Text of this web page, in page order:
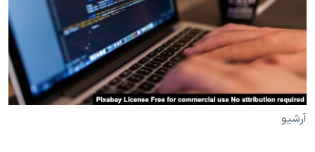
فرهنگ و زندگی
حقوق شهروندی
اقتصادی
اسرائیل در جنگ
مستندها
انتخابات ریاست جمهوری آمریکا ۲۰۲۴
حمله جمهوری اسلامی به اسرائیل
ورزش زنان در ایران
دنبال کنید
زبانهای مختلف
آرشیو